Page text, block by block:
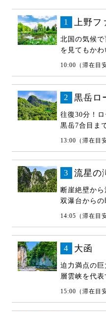
1 上野フ
北国の気候で
を見てもかわ
10:00（滞在目
2 黒岳ロ
往復30分！
黒岳7合目ま
13:00（滞在目
3 流星の
断崖絶壁から
双瀑台からの
14:05（滞在目
4 大函
迫力満点の巨
層雲峡を代表
15:00（滞在目